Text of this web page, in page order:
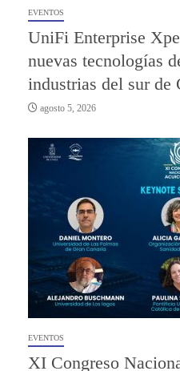
EVENTOS
UniFi Enterprise
nuevas tecnologías
industrias del sur de
agosto 5, 2026
EVENTOS
XI Congreso